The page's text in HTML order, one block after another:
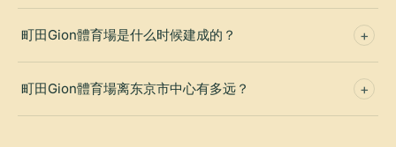
町田Gion體育場是什么时候建成的？
町田Gion體育場离东京市中心有多远？